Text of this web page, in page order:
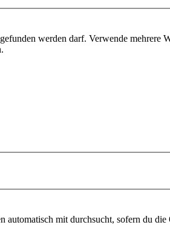
werden darf. Verwende mehrere
mit durchsucht, sofern du